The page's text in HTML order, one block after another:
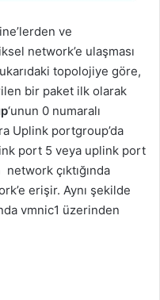
ve
network’e ulaşması
topolojiye göre,
bir paket ilk olarak
‘unun 0 numaralı
Uplink portgroup’da
port 5 veya uplink port
network çıktığında
erişir. Aynı şekilde
vmnic1 üzerinden